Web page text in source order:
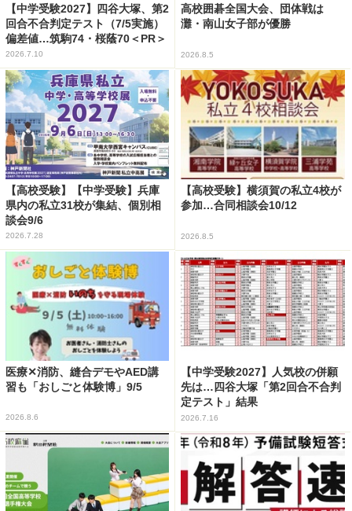
【中学受験2027】四谷大塚、第2
回合不合判定テスト（7/5実施）
偏差値…筑駒74・桜蔭70＜PR＞
2026.7.10
高校囲碁全国大会、団体戦は
灘・南山女子部が優勝
2026.8.5
【高校受験】【中学受験】兵庫
県内の私立31校が集結、個別相
談会9/6
2026.7.28
【高校受験】横須賀の私立4校が
参加…合同相談会10/12
2026.8.5
医療✕消防、縫合デモやAED講
習も「おしごと体験博」9/5
2026.8.6
【中学受験2027】人気校の併願
先は…四谷大塚「第2回合不合判
定テスト」結果
2026.7.16